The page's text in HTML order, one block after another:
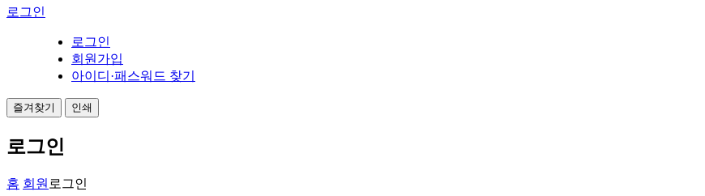
로그인
로그인
회원가입
아이디·패스워드 찾기
즐겨찾기 인쇄
로그인
홈 회원 로그인